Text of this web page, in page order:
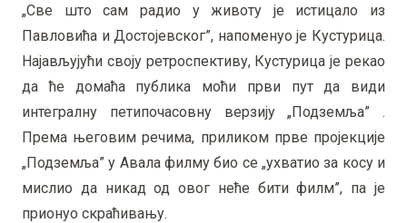
„Све што сам радио у животу је истицало из
Павловића и Достојевског”, напоменуо је Кустурица.
Најављујући своју ретроспективу, Кустурица је рекао
да ће домаћа публика моћи први пут да види
интегралну петипочасовну верзију „Подземља” .
Према његовим речима, приликом прве пројекције
„Подземља” у Авала филму био се „ухватио за косу и
мислио да никад од овог неће бити филм”, па је
прионуо скраћивању.